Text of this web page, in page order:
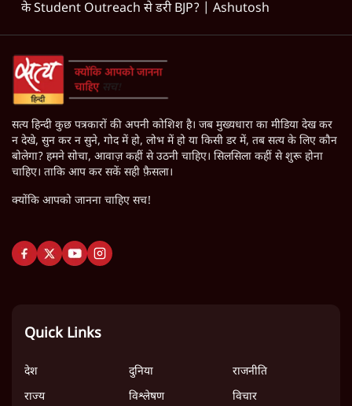
के Student Outreach से डरी BJP? | Ashutosh
सत्य हिन्दी कुछ पत्रकारों की अपनी कोशिश है। जब मुख्यधारा का मीडिया देख कर
न देखे, सुन कर न सुने, गोद में हो, लोभ में हो या किसी डर में, तब सत्य के लिए कौन
बोलेगा? हमने सोचा, आवाज़ कहीं से उठनी चाहिए। सिलसिला कहीं से शुरू होना
चाहिए। ताकि आप कर सकें सही फ़ैसला।
क्योंकि आपको जानना चाहिए सच!
Quick Links
देश दुनिया
राजनीति
राज्य
विश्लेषण
विचार